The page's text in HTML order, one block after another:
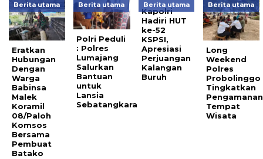
Berita utama
Eratkan
Hubungan
Dengan
Warga
Babinsa
Malek
Koramil
08/Paloh
Komsos
Bersama
Pembuat
Batako
Berita utama
Polri Peduli
: Polres
Lumajang
Salurkan
Bantuan
untuk
Lansia
Sebatangkara
Berita utama
Kapolri
Hadiri HUT
ke-52
KSPSI,
Apresiasi
Perjuangan
Kalangan
Buruh
Berita utama
Long
Weekend
Polres
Probolinggo
Tingkatkan
Pengamanan
Tempat
Wisata